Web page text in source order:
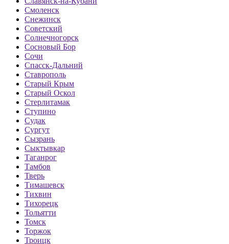
Смоленск
Снежинск
Советский
Солнечногорск
Сосновый Бор
Сочи
Спасск-Дальний
Ставрополь
Старый Крым
Старый Оскол
Стерлитамак
Ступино
Судак
Сургут
Сызрань
Сыктывкар
Таганрог
Тамбов
Тверь
Тимашевск
Тихвин
Тихорецк
Тольятти
Томск
Торжок
Троицк